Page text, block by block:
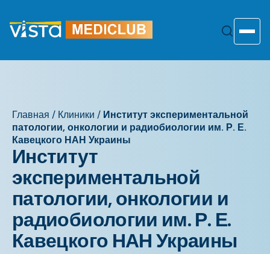
содержанию
Главная / Клиники / Институт экспериментальной
патологии, онкологии и радиобиологии им. Р. Е.
Кавецкого НАН Украины
Институт
экспериментальной
патологии, онкологии и
радиобиологии им. Р. Е.
Кавецкого НАН Украины